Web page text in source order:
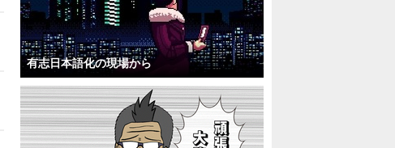
有志日本語化の現場から